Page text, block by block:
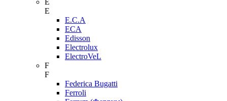
E
E
E.C.A
ECA
Edisson
Electrolux
ElectroVeL
F
F
Federica Bugatti
Ferroli